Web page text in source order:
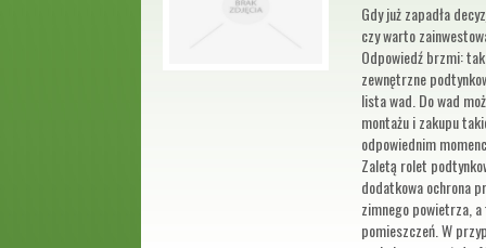
Gdy już zapadła
czy warto
Odpowiedź brzmi:
zewnętrzne
lista wad. Do wad
montażu i zakupu
odpowiednim
Zaletą rolet
dodatkowa ochrona
zimnego powietrza,
pomieszczeń. W